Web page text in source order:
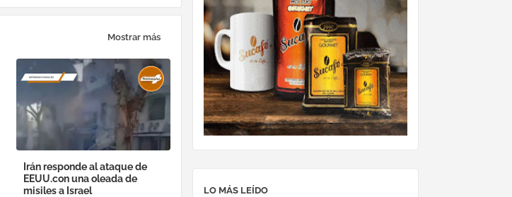
Mostrar más
Irán responde al ataque de
EEUU.con una oleada de
misiles a Israel
LO MÁS LEÍDO